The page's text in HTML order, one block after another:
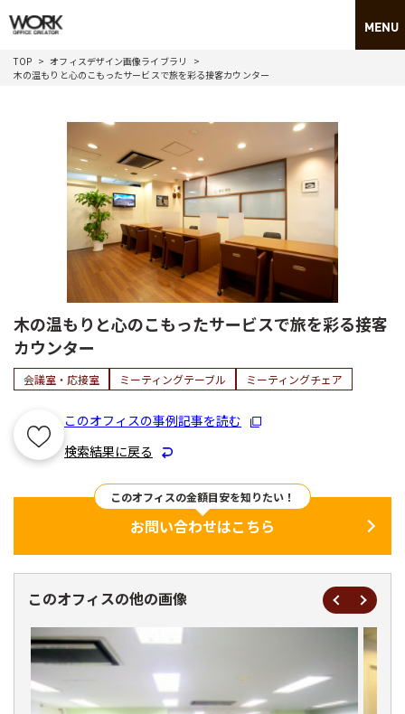
TOP
オフィスデザイン画像ライブラリ
木の温もりと心のこもったサービスで旅を彩る接客カウンター
木の温もりと心のこもったサービスで旅を彩る接客
カウンター
会議室・応接室 ミーティングテーブル ミーティングチェア
このオフィスの事例記事を読む
検索結果に戻る
このオフィスの金額目安を知りたい！
お問い合わせはこちら
このオフィスの他の画像